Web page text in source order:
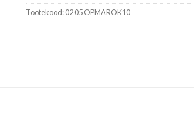
Tootekood:02 05 OPMAROK10